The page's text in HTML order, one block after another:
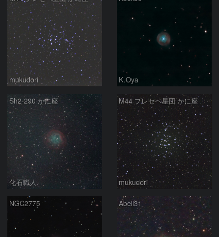
mukudori K.Oya
Sh2-290 かに座
化石職人
M44 プレセペ星団 かに座
mukudori
NGC2775 Abell31